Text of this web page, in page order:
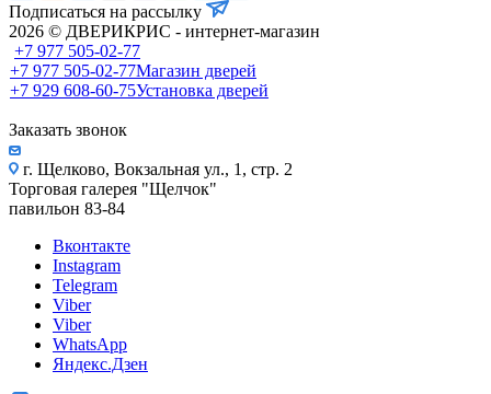
Подписаться на рассылку
2026 © ДВЕРИКРИС - интернет-магазин
+7 977 505-02-77
+7 977 505-02-77Магазин дверей
+7 929 608-60-75Установка дверей
Заказать звонок
г. Щелково, Вокзальная ул., 1, стр. 2
Торговая галерея "Щелчок"
павильон 83-84
Вконтакте
Instagram
Telegram
Viber
Viber
WhatsApp
Яндекс.Дзен